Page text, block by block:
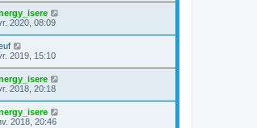
2020, 08:09
2019, 15:10
2018, 20:18
2018, 20:46